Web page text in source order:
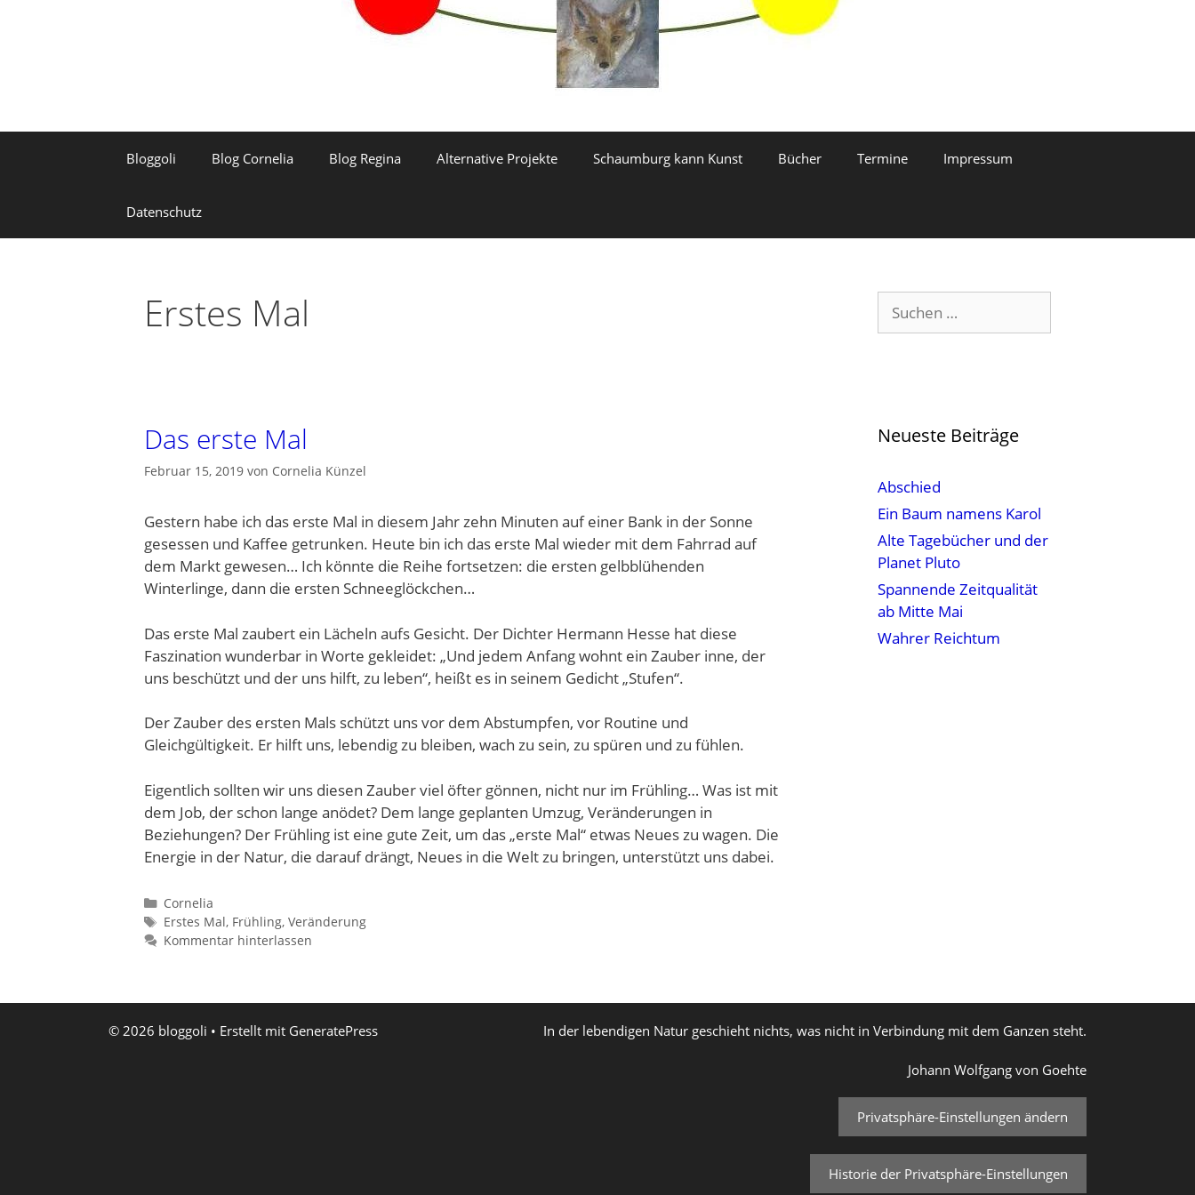
Bloggoli Blog Cornelia Blog Regina Alternative Projekte Schaumburg kann Kunst Bücher Termine Impressum
Datenschutz
Erstes Mal
Das erste Mal
Februar 15, 2019 von Cornelia Künzel
Gestern habe ich das erste Mal in diesem Jahr zehn Minuten auf einer Bank in der Sonne
gesessen und Kaffee getrunken. Heute bin ich das erste Mal wieder mit dem Fahrrad auf
dem Markt gewesen… Ich könnte die Reihe fortsetzen: die ersten gelbblühenden
Winterlinge, dann die ersten Schneeglöckchen…
Das erste Mal zaubert ein Lächeln aufs Gesicht. Der Dichter Hermann Hesse hat diese
Faszination wunderbar in Worte gekleidet: „Und jedem Anfang wohnt ein Zauber inne, der
uns beschützt und der uns hilft, zu leben“, heißt es in seinem Gedicht „Stufen“.
Der Zauber des ersten Mals schützt uns vor dem Abstumpfen, vor Routine und
Gleichgültigkeit. Er hilft uns, lebendig zu bleiben, wach zu sein, zu spüren und zu fühlen.
Eigentlich sollten wir uns diesen Zauber viel öfter gönnen, nicht nur im Frühling… Was ist mit
dem Job, der schon lange anödet? Dem lange geplanten Umzug, Veränderungen in
Beziehungen? Der Frühling ist eine gute Zeit, um das „erste Mal“ etwas Neues zu wagen. Die
Energie in der Natur, die darauf drängt, Neues in die Welt zu bringen, unterstützt uns dabei.
Kategorien
Cornelia
Schlagwörter
Erstes Mal, Frühling, Veränderung
Kommentar hinterlassen
Suchen
nach:
Neueste Beiträge
Abschied
Ein Baum namens Karol
Alte Tagebücher und der
Planet Pluto
Spannende Zeitqualität
ab Mitte Mai
Wahrer Reichtum
In der lebendigen Natur geschieht nichts, was nicht in Verbindung mit dem Ganzen steht.
Johann Wolfgang von Goehte
Privatsphäre-Einstellungen ändern
Historie der Privatsphäre-Einstellungen
© 2026 bloggoli • Erstellt mit GeneratePress